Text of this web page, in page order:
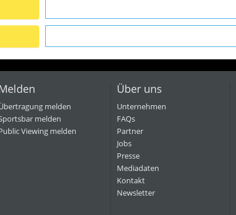
melden
melden
Viewing melden
Über uns
Unternehmen
FAQs
Partner
Jobs
Presse
Mediadaten
Kontakt
Newsletter